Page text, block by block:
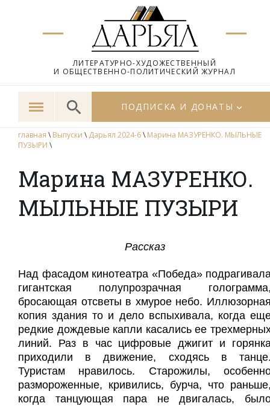
ЛИТЕРАТУРНО-ХУДОЖЕСТВЕННЫЙ
И ОБЩЕСТВЕННО-ПОЛИТИЧЕСКИЙ ЖУРНАЛ
ПОДПИСКА И ДОНАТЫ
главная \ Выпуски \ Дарьял 2024-6\ Марина МАЗУРЕНКО. МЫЛЬНЫЕ
ПУЗЫРИ \
Марина МАЗУРЕНКО.
МЫЛЬНЫЕ ПУЗЫРИ
Рассказ
Над фасадом кинотеатра «Победа»
гигантская полупрозрачная
бросающая отсветы в хмурое небо.
копия здания то и дело вспыхивала, когда
редкие дождевые капли касались ее
линий. Раз в час цифровые джигит и
приходили в движение, сходясь в
Туристам нравилось. Старожилы,
размороженные, кривились, бурча, что
когда танцующая пара не двигалась,